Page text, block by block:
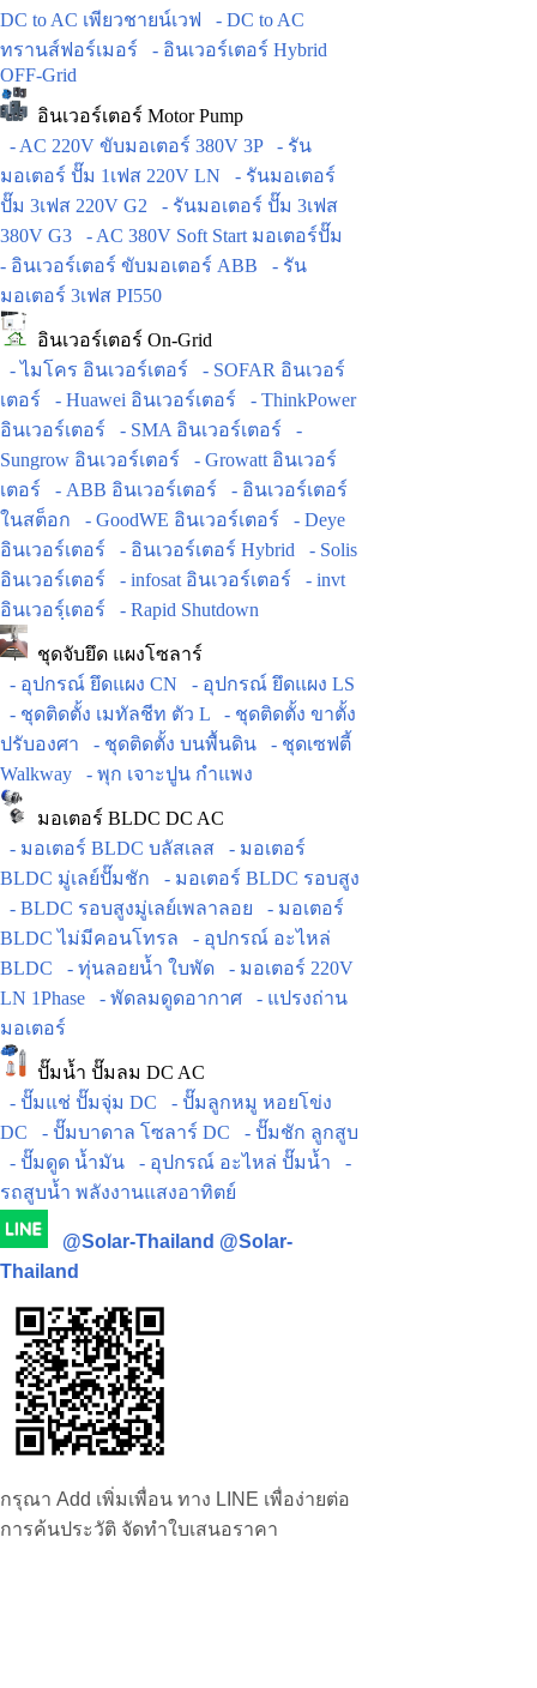
DC to AC เพียวชายน์เวฟ
- DC to AC
ทรานส์ฟอร์เมอร์
- อินเวอร์เตอร์ Hybrid
OFF-Grid
อินเวอร์เตอร์ Motor Pump
- AC 220V ขับมอเตอร์ 380V 3P
- รัน
มอเตอร์ ปั๊ม 1เฟส 220V LN
- รันมอเตอร์
ปั๊ม 3เฟส 220V G2
- รันมอเตอร์ ปั๊ม 3เฟส
380V G3
- AC 380V Soft Start มอเตอร์ปั๊ม
- อินเวอร์เตอร์ ขับมอเตอร์ ABB
- รัน
มอเตอร์ 3เฟส PI550
อินเวอร์เตอร์ On-Grid
- ไมโคร อินเวอร์เตอร์
- SOFAR อินเวอร์
เตอร์
- Huawei อินเวอร์เตอร์
- ThinkPower
อินเวอร์เตอร์
- SMA อินเวอร์เตอร์
-
Sungrow อินเวอร์เตอร์
- Growatt อินเวอร์
เตอร์
- ABB อินเวอร์เตอร์
- อินเวอร์เตอร์
ในสต็อก
- GoodWE อินเวอร์เตอร์
- Deye
อินเวอร์เตอร์
- อินเวอร์เตอร์ Hybrid
- Solis
อินเวอร์เตอร์
- infosat อินเวอร์เตอร์
- invt
อินเวอร์ฺเตอร์
- Rapid Shutdown
ชุดจับยึด แผงโซลาร์
- อุปกรณ์ ยึดแผง CN
- อุปกรณ์ ยึดแผง LS
- ชุดติดตั้ง เมทัลชีท ตัว L
- ชุดติดตั้ง ขาตั้ง
ปรับองศา
- ชุดติดตั้ง บนพื้นดิน
- ชุดเซฟตี้
Walkway
- พุก เจาะปูน กำแพง
มอเตอร์ BLDC DC AC
- มอเตอร์ BLDC บลัสเลส
- มอเตอร์
BLDC มู่เลย์ปั๊มชัก
- มอเตอร์ BLDC รอบสูง
- BLDC รอบสูงมู่เลย์เพลาลอย
- มอเตอร์
BLDC ไม่มีคอนโทรล
- อุปกรณ์ อะไหล่
BLDC
- ทุ่นลอยน้ำ ใบพัด
- มอเตอร์ 220V
LN 1Phase
- พัดลมดูดอากาศ
- แปรงถ่าน
มอเตอร์
ปั๊มน้ำ ปั๊มลม DC AC
- ปั๊มแช่ ปั๊มจุ่ม DC
- ปั๊มลูกหมู หอยโข่ง
DC
- ปั๊มบาดาล โซลาร์ DC
- ปั๊มชัก ลูกสูบ
- ปั๊มดูด น้ำมัน
- อุปกรณ์ อะไหล่ ปั๊มน้ำ
-
รถสูบน้ำ พลังงานแสงอาทิตย์
@Solar-Thailand @Solar-
Thailand
กรุณา Add เพิ่มเพื่อน ทาง LINE เพื่อง่ายต่อ
การค้นประวัติ จัดทำใบเสนอราคา